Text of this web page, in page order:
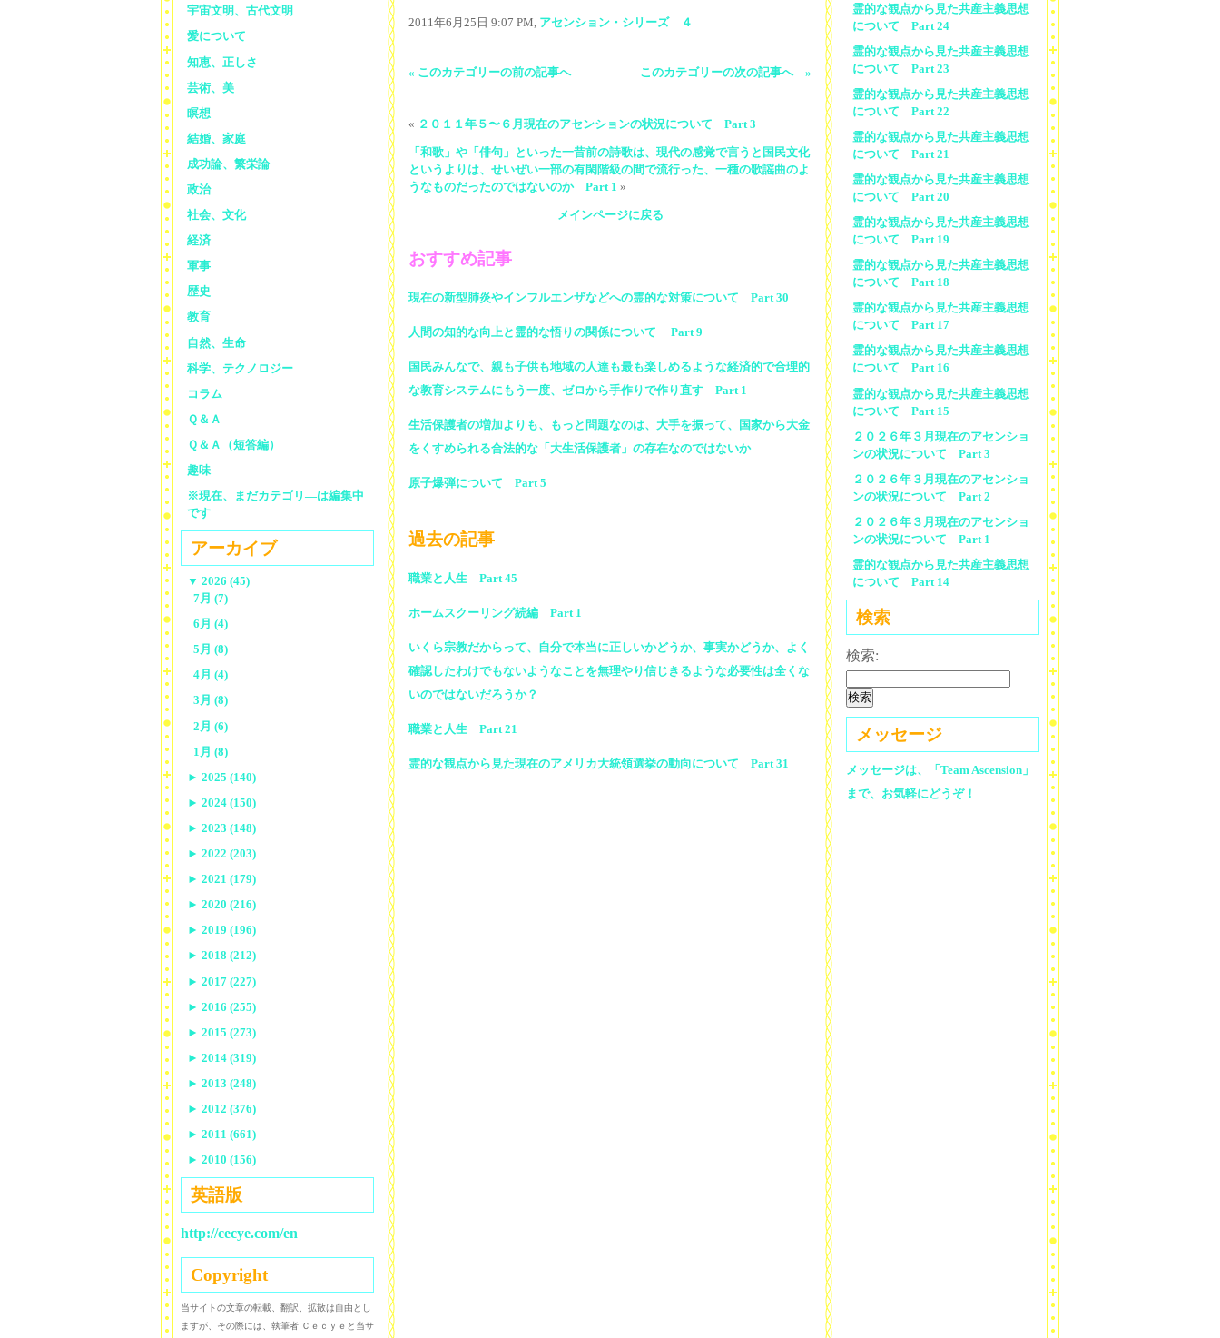
2011年6月25日 9:07 PM, アセンション・シリーズ ４
« このカテゴリーの前の記事へ このカテゴリーの次の記事へ »
« ２０１１年５〜６月現在のアセンションの状況について Part 3
「和歌」や「俳句」といった一昔前の詩歌は、現代の感覚で言うと国民文化
というよりは、せいぜい一部の有閑階級の間で流行った、一種の歌謡曲のよ
うなものだったのではないのか Part 1 »
メインページに戻る
おすすめ記事
現在の新型肺炎やインフルエンザなどへの霊的な対策について Part 30
人間の知的な向上と霊的な悟りの関係について Part 9
国民みんなで、親も子供も地域の人達も最も楽しめるような経済的で合理的
な教育システムにもう一度、ゼロから手作りで作り直す Part 1
生活保護者の増加よりも、もっと問題なのは、大手を振って、国家から大金
をくすめられる合法的な「大生活保護者」の存在なのではないか
原子爆弾について Part 5
過去の記事
職業と人生 Part 45
ホームスクーリング続編 Part 1
いくら宗教だからって、自分で本当に正しいかどうか、事実かどうか、よく
確認したわけでもないようなことを無理やり信じきるような必要性は全くな
いのではないだろうか？
職業と人生 Part 21
霊的な観点から見た現在のアメリカ大統領選挙の動向について Part 31
霊的な観点から見た共産主義思想
について Part 24
霊的な観点から見た共産主義思想
について Part 23
霊的な観点から見た共産主義思想
について Part 22
霊的な観点から見た共産主義思想
について Part 21
霊的な観点から見た共産主義思想
について Part 20
霊的な観点から見た共産主義思想
について Part 19
霊的な観点から見た共産主義思想
について Part 18
霊的な観点から見た共産主義思想
について Part 17
霊的な観点から見た共産主義思想
について Part 16
霊的な観点から見た共産主義思想
について Part 15
２０２６年３月現在のアセンショ
ンの状況について Part 3
２０２６年３月現在のアセンショ
ンの状況について Part 2
２０２６年３月現在のアセンショ
ンの状況について Part 1
霊的な観点から見た共産主義思想
について Part 14
検索
検索:
メッセージ
メッセージは、「Team Ascension」
まで、お気軽にどうぞ！
宇宙文明、古代文明
愛について
知恵、正しさ
芸術、美
瞑想
結婚、家庭
成功論、繁栄論
政治
社会、文化
経済
軍事
歴史
教育
自然、生命
科学、テクノロジー
コラム
Ｑ＆Ａ
Ｑ＆Ａ（短答編）
趣味
※現在、まだカテゴリ—は編集中
です
アーカイブ
▼ 2026 (45)
7月 (7)
6月 (4)
5月 (8)
4月 (4)
3月 (8)
2月 (6)
1月 (8)
► 2025 (140)
► 2024 (150)
► 2023 (148)
► 2022 (203)
► 2021 (179)
► 2020 (216)
► 2019 (196)
► 2018 (212)
► 2017 (227)
► 2016 (255)
► 2015 (273)
► 2014 (319)
► 2013 (248)
► 2012 (376)
► 2011 (661)
► 2010 (156)
英語版
http://cecye.com/en
Copyright
当サイトの文章の転載、翻訳、拡散は自由とし
ますが、その際には、執筆者 Ｃｅｃｙｅと当サ